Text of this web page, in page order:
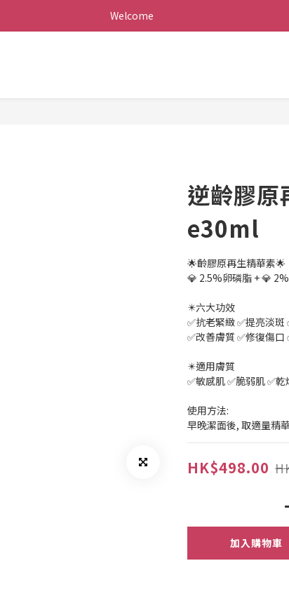
Welcome
逆齡膠原
e30ml
🌟齡膠原再生精華素🌟
💎 2.5%卵磷脂 + 💎
✴️六大功效
✅抗老緊緻 ✅提亮淡斑
✅改善膚質 ✅修復傷口
✴️適用膚質
✅敏感肌 ✅脆弱肌 ✅乾
使用方法:
早晚潔面後, 取適量精
HK$498.00
加入購物車